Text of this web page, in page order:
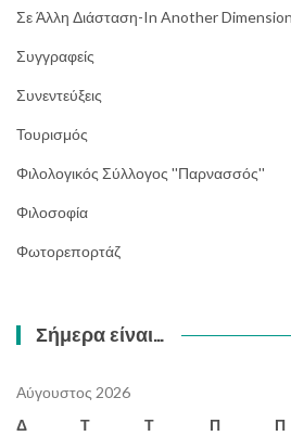
Σε Άλλη Διάσταση-In Another Dimension
Συγγραφείς
Συνεντεύξεις
Τουρισμός
Φιλολογικός Σύλλογος ''Παρνασσός''
Φιλοσοφία
Φωτορεπορτάζ
Σήμερα είναι…
Αύγουστος 2026
Δ
Τ Τ Π Π